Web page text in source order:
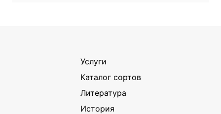
Услуги
Каталог сортов
Литература
История